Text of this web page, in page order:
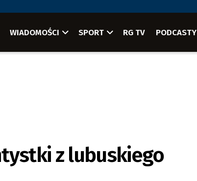
WIADOMOŚCI SPORT RG TV PODCASTY
z lubuskiego